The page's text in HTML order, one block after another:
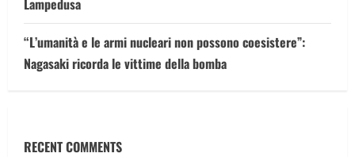
Lampedusa
“L’umanità e le armi nucleari non possono coesistere”:
Nagasaki ricorda le vittime della bomba
RECENT COMMENTS